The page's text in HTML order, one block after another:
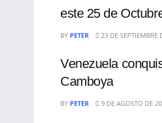
este 25 de
BY PETER 23 DE SEPTIEMBRE
Venezuela
Camboya
BY PETER 9 DE AGOSTO DE